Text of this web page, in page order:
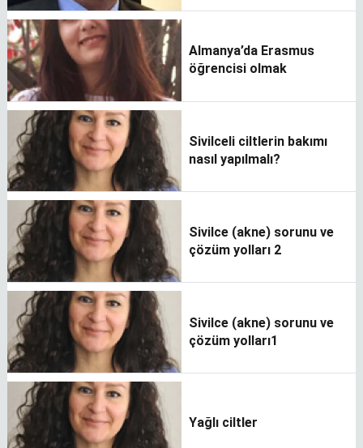
Almanya’da Erasmus
öğrencisi olmak
Sivilceli ciltlerin bakımı
nasıl yapılmalı?
Sivilce (akne) sorunu ve
çözüm yolları 2
Sivilce (akne) sorunu ve
çözüm yolları1
Yağlı ciltler